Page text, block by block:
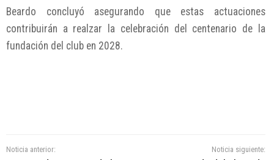
Beardo concluyó asegurando que estas actuaciones
contribuirán a realzar la celebración del centenario de la
fundación del club en 2028.
Noticia anterior: Noticia siguiente: